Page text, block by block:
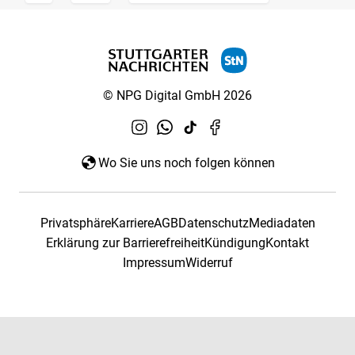
© NPG Digital GmbH 2026
Wo Sie uns noch folgen können
PrivatsphäreKarriereAGBDatenschutzMediadaten
Erklärung zur BarrierefreiheitKündigungKontakt
ImpressumWiderruf